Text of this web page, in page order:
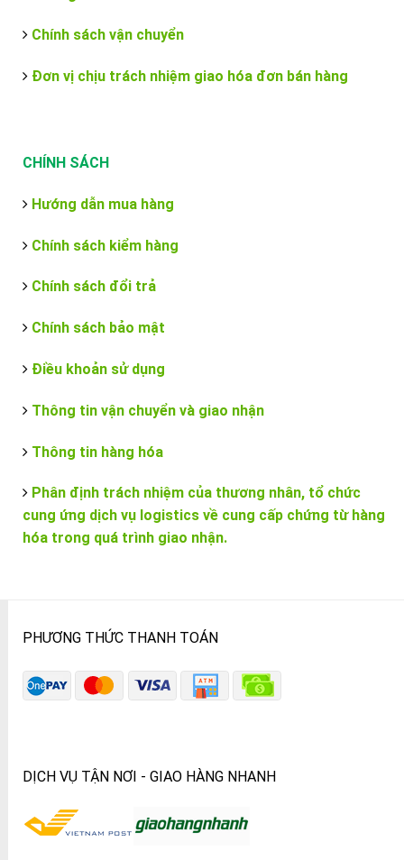
Chính sách vận chuyển
Đơn vị chịu trách nhiệm giao hóa đơn bán hàng
CHÍNH SÁCH
Hướng dẫn mua hàng
Chính sách kiểm hàng
Chính sách đổi trả
Chính sách bảo mật
Điều khoản sử dụng
Thông tin vận chuyển và giao nhận
Thông tin hàng hóa
Phân định trách nhiệm của thương nhân, tổ chức
cung ứng dịch vụ logistics về cung cấp chứng từ hàng
hóa trong quá trình giao nhận.
PHƯƠNG THỨC THANH TOÁN
DỊCH VỤ TẬN NƠI - GIAO HÀNG NHANH